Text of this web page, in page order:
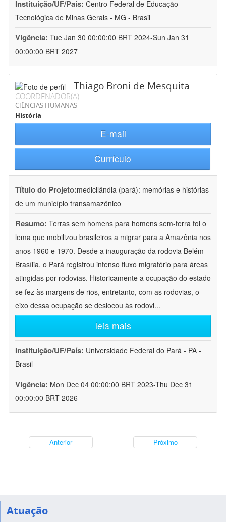
Instituição/UF/País: Centro Federal de Educação
Tecnológica de Minas Gerais - MG - Brasil
Vigência: Tue Jan 30 00:00:00 BRT 2024-Sun Jan 31
00:00:00 BRT 2027
Thiago Broni de Mesquita
COORDENADOR(A)
CIÊNCIAS HUMANAS
História
E-mail
Currículo
Título do Projeto:medicilândia (pará): memórias e histórias
de um município transamazônico
Resumo: Terras sem homens para homens sem-terra foi o
lema que mobilizou brasileiros a migrar para a Amazônia nos
anos 1960 e 1970. Desde a inauguração da rodovia Belém-
Brasília, o Pará registrou intenso fluxo migratório para áreas
atingidas por rodovias. Historicamente a ocupação do estado
se fez às margens de rios, entretanto, com as rodovias, o
eixo dessa ocupação se deslocou às rodovi...
leia mais
Instituição/UF/País: Universidade Federal do Pará - PA -
Brasil
Vigência: Mon Dec 04 00:00:00 BRT 2023-Thu Dec 31
00:00:00 BRT 2026
Anterior Próximo
Atuação